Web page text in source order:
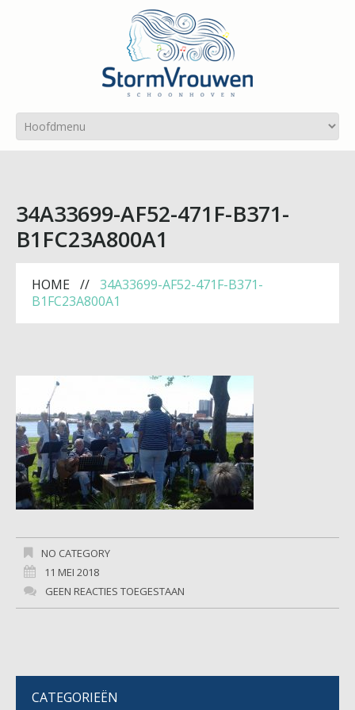
34A33699-AF52-471F-B371-
B1FC23A800A1
HOME
34A33699-AF52-471F-B371-
B1FC23A800A1
NO CATEGORY
11 MEI 2018
GEEN REACTIES TOEGESTAAN
CATEGORIEËN